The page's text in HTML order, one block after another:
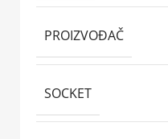
PROIZVOĐAČ
SOCKET